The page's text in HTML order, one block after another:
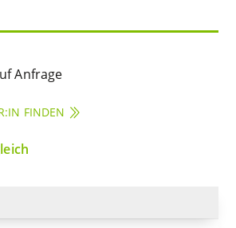
Anfrage
FINDEN